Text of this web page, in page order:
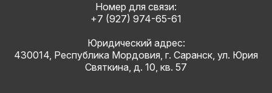
Номер для связи:
+7 (927) 974-65-61
Юридический адрес:
430014, Республика Мордовия, г. Саранск, ул. Юрия
Святкина, д. 10, кв. 57